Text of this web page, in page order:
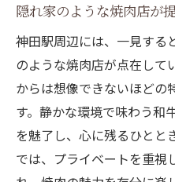
隠れ家のような焼肉店が
神田駅周辺には、一見する
のような焼肉店が点在して
からは想像できないほどの
す。静かな環境で味わう和
を魅了し、心に残るひとと
では、プライベートを重視